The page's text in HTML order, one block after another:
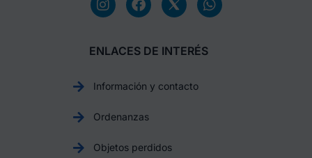
ENLACES DE INTERÉS
Información y contacto
Ordenanzas
Objetos perdidos